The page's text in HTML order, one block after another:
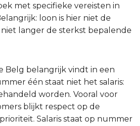
met specifieke vereisten in
loon is hier niet de
niet langer de sterkst bepalende
Belg belangrijk vindt in een
één staat niet het salaris:
worden. Vooral voor
blijkt respect op de
Salaris staat op nummer